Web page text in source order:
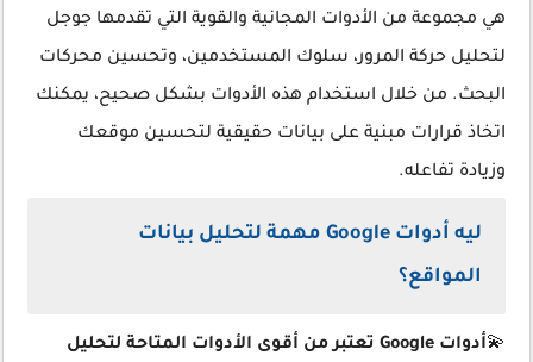
هي مجموعة من الأدوات المجانية والقوية التي تقدمها جوجل
لتحليل حركة المرور، سلوك المستخدمين، وتحسين محركات
البحث. من خلال استخدام هذه الأدوات بشكل صحيح، يمكنك
اتخاذ قرارات مبنية على بيانات حقيقية لتحسين موقعك
وزيادة تفاعله.
ليه أدوات Google مهمة لتحليل بيانات
المواقع؟
💫
أدوات Google تعتبر من أقوى الأدوات المتاحة لتحليل